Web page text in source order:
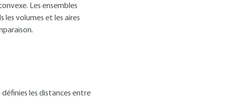
Les ensembles
les volumes et les aires
les distances entre